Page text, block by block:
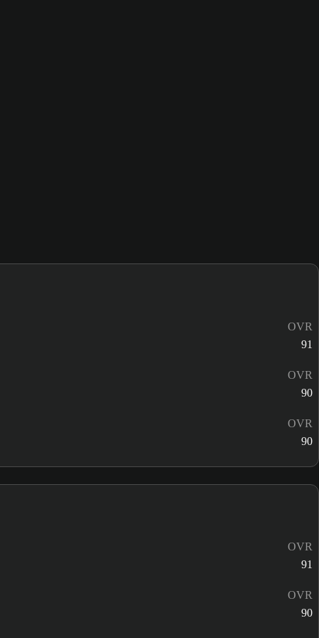
OVR
91
OVR
90
OVR
90
OVR
91
OVR
90